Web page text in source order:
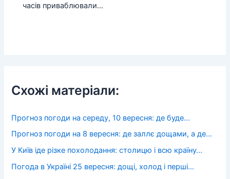
часів приваблювали…
Схожі матеріали:
Прогноз погоди на середу, 10 вересня: де буде…
Прогноз погоди на 8 вересня: де заллє дощами, а де…
У Київ іде різке похолодання: столицю і всю країну…
Погода в Україні 25 вересня: дощі, холод і перші…